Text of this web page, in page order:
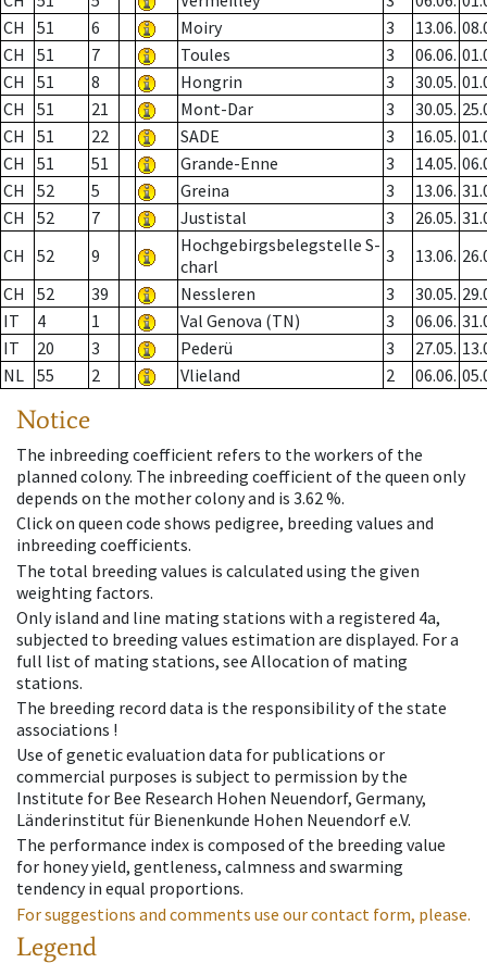
CH
51 6 Moiry 3 13.06.
CH
51 7 Toules 3 06.06.
CH
51 8 Hongrin 3 30.05.
CH
51 21 Mont-Dar 3 30.05.
CH
51 22 SADE 3 16.05.
CH
51 51 Grande-Enne 3 14.05.
CH
52 5 Greina 3 13.06.
CH
52 7 Justistal 3 26.05.
CH
52 9
Hochgebirgsbelegstelle S-
charl
3 13.06.
CH
52 39 Nessleren 3 30.05.
IT
4 1 Val Genova (TN) 3 06.06.
IT
20 3 Pederü 3 27.05.
NL 55 2 Vlieland 2 06.06.
Notice
The inbreeding coefficient refers to the workers of the
planned colony. The inbreeding coefficient of the queen only
depends on the mother colony and is 3.62 %.
Click on queen code shows pedigree, breeding values and
inbreeding coefficients.
The total breeding values is calculated using the given
weighting factors.
Only island and line mating stations with a registered 4a,
subjected to breeding values estimation are displayed. For a
full list of mating stations, see Allocation of mating
stations.
The breeding record data is the responsibility of the state
associations !
Use of genetic evaluation data for publications or
commercial purposes is subject to permission by the
Institute for Bee Research Hohen Neuendorf, Germany,
Länderinstitut für Bienenkunde Hohen Neuendorf e.V.
The performance index is composed of the breeding value
for honey yield, gentleness, calmness and swarming
tendency in equal proportions.
For suggestions and comments use our contact form, please.
Legend